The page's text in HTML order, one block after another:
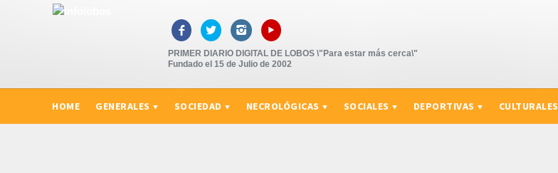
   ▸
PRIMER DIARIO DIGITAL DE LOBOS \"Para estar más cerca\"
Fundado el 15 de Julio de 2002
HOME GENERALES SOCIEDAD NECROLÓGICAS SOCIALES DEPORTIVAS CULTURALES